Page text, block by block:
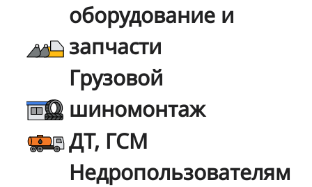
оборудование и
запчасти
Грузовой
шиномонтаж
ДТ, ГСМ
Недропользователям